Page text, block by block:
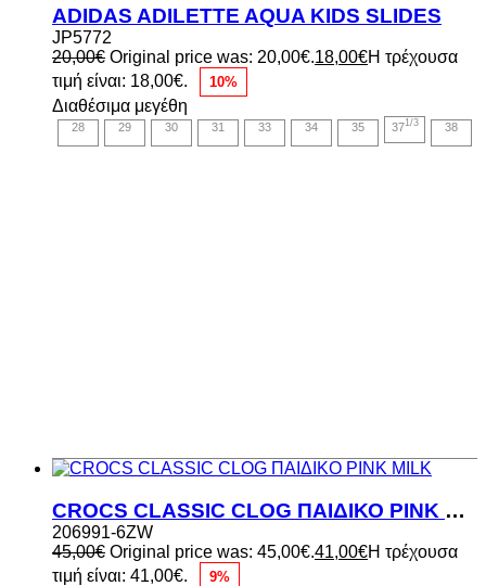
ADIDAS ADILETTE AQUA KIDS SLIDES
JP5772
20,00€ Original price was: 20,00€.18,00€Η τρέχουσα
τιμή είναι: 18,00€.
10%
Διαθέσιμα μεγέθη
28 29 30 31 33 34 35 371/3 38
CROCS CLASSIC CLOG ΠΑΙΔΙΚΟ PINK MILK
206991-6ZW
45,00€ Original price was: 45,00€.41,00€Η τρέχουσα
τιμή είναι: 41,00€.
9%